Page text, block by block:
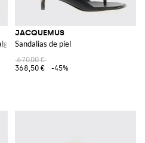
JACQUEMUS
Sandalias de piel
670,00 €
368,50 €
-45%